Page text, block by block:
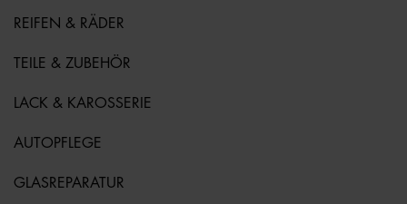
REIFEN & RÄDER
TEILE & ZUBEHÖR
LACK & KAROSSERIE
AUTOPFLEGE
GLASREPARATUR